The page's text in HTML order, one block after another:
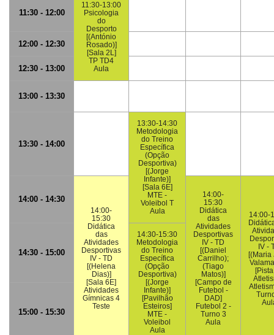
11:30 - 12:00
11:30-13:00
Psicologia
do
Desporto
[(António
Rosado)]
[Sala 2L]
TP TD4
Aula
12:00 - 12:30
12:30 - 13:00
13:00 - 13:30
13:30 - 14:00
13:30-14:30
Metodologia
do Treino
Específica
(Opção
Desportiva)
[(Jorge
Infante)]
[Sala 6E]
MTE -
Voleibol T
Aula
14:00 - 14:30
14:00-
15:30
Didática
das
Atividades
Desportivas
IV - TD
[(Helena
Dias)]
[Sala 6E]
Atividades
Gímnicas 4
Teste
14:00-
15:30
Didática
das
Atividades
Desportivas
IV - TD
[(Daniel
Carrilho);
(Tiago
Matos)]
[Campo de
Futebol -
DAD]
Futebol 2 -
Turno 3
Aula
14:00-
IV -
[(Maria
14:30 - 15:00
14:30-15:30
Metodologia
do Treino
Específica
(Opção
Desportiva)
[(Jorge
Infante)]
[Pavilhão
Esteiros]
MTE -
Voleibol
Aula
15:00 - 15:30